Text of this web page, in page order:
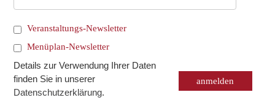
Veranstaltungs-Newsletter
Menüplan-Newsletter
Details zur Verwendung Ihrer Daten
finden Sie in unserer
Datenschutzerklärung.